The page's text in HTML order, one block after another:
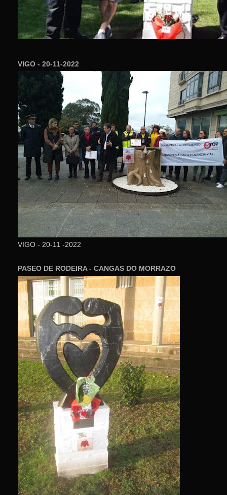
VIGO - 20-11-2022
VIGO - 20-11 -2022
PASEO DE RODEIRA - CANGAS DO MORRAZO